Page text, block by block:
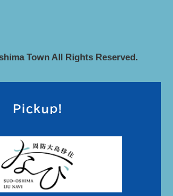
Town All Rights Reserved.